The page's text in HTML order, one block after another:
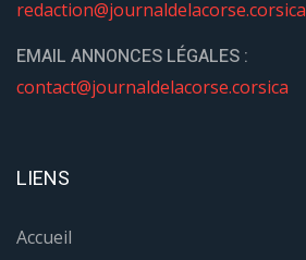
redaction@journaldelacorse.corsica
EMAIL ANNONCES LÉGALES :
contact@journaldelacorse.corsica
LIENS
Accueil